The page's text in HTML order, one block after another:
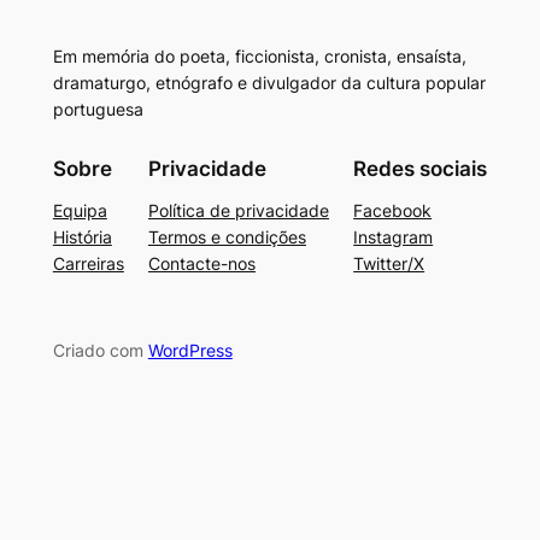
Em memória do poeta, ficcionista, cronista, ensaísta,
dramaturgo, etnógrafo e divulgador da cultura popular
portuguesa
Sobre
Equipa
História
Carreiras
Privacidade
Política de privacidade
Termos e condições
Contacte-nos
Redes sociais
Facebook
Instagram
Twitter/X
Criado com WordPress